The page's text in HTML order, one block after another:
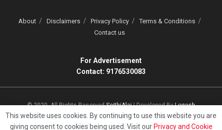
About Disclaimers Privacy Policy
Terms & Conditions
Contact us
For Advertisement
Contact: 9176530083
© 2020, All Rights ReservedSeithiAlai| Developed ByLogesh
This website uses cookies. By continuing to use this website you are
giving consent to cookies being used. Visit our Privacy and Cookie